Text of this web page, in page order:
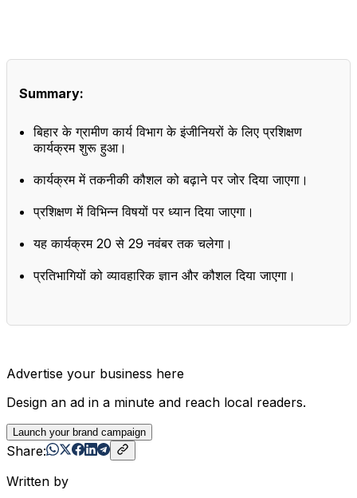
Summary:
बिहार के ग्रामीण कार्य विभाग के इंजीनियरों के लिए प्रशिक्षण
कार्यक्रम शुरू हुआ।
कार्यक्रम में तकनीकी कौशल को बढ़ाने पर जोर दिया जाएगा।
प्रशिक्षण में विभिन्न विषयों पर ध्यान दिया जाएगा।
यह कार्यक्रम 20 से 29 नवंबर तक चलेगा।
प्रतिभागियों को व्यावहारिक ज्ञान और कौशल दिया जाएगा।
Advertise your business here
Design an ad in a minute and reach local readers.
Launch your brand campaign
Share:
Written by